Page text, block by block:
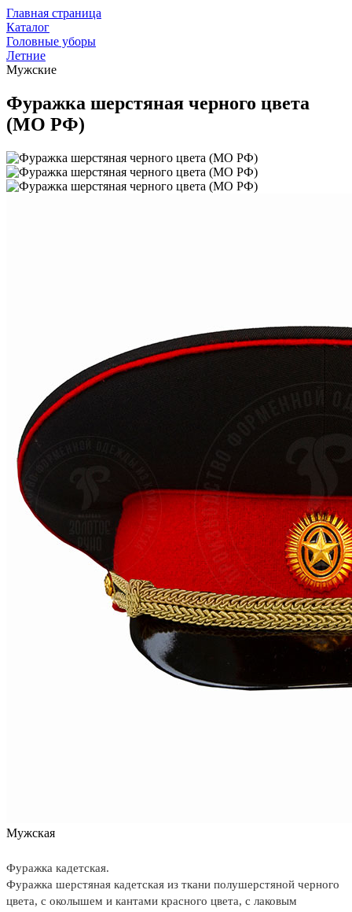
Главная страница
Каталог
Головные уборы
Летние
Мужские
Фуражка шерстяная черного цвета
(МО РФ)
Мужская
Фуражка кадетская.
Фуражка шерстяная кадетская из ткани полушерстяной черного
цвета, с околышем и кантами красного цвета, с лаковым